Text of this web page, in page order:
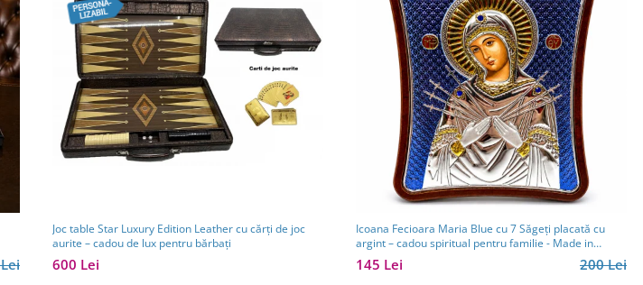
Joc table Star Luxury Edition Leather cu cărți de joc
aurite – cadou de lux pentru bărbați
600 Lei
Icoana Fecioara Maria Blue cu 7 Săgeți placată cu
argint – cadou spiritual pentru familie - Made in
Grecia - 12,5 x 15,5 cm
200 Lei
145 Lei